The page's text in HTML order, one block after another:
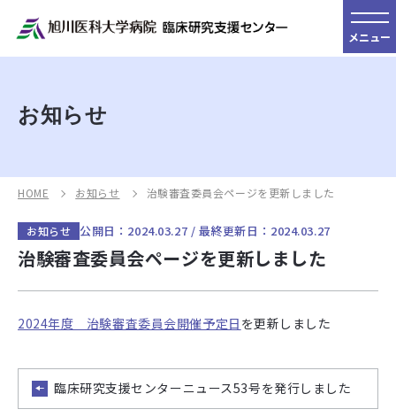
メニュー
お知らせ
HOME お知らせ 治験審査委員会ページを更新しました
お知らせ 公開日：2024.03.27 / 最終更新日：2024.03.27
治験審査委員会ページを更新しました
2024年度 治験審査委員会開催予定日 を更新しました
臨床研究支援センターニュース53号を発行しました